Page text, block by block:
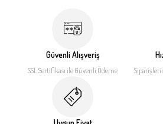
Güvenli Alışveriş
SSL Sertifikası ile Güvenli Ödeme